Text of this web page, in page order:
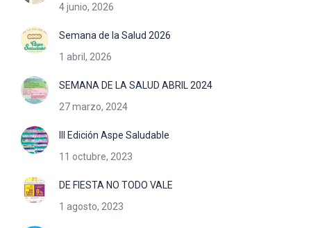
4 junio, 2026
Semana de la Salud 2026
1 abril, 2026
SEMANA DE LA SALUD ABRIL 2024
27 marzo, 2024
III Edición Aspe Saludable
11 octubre, 2023
DE FIESTA NO TODO VALE
1 agosto, 2023